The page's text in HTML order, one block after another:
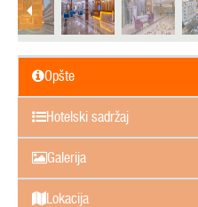
Opšte
Hotelski sadržaj
Galerija
Lokacija